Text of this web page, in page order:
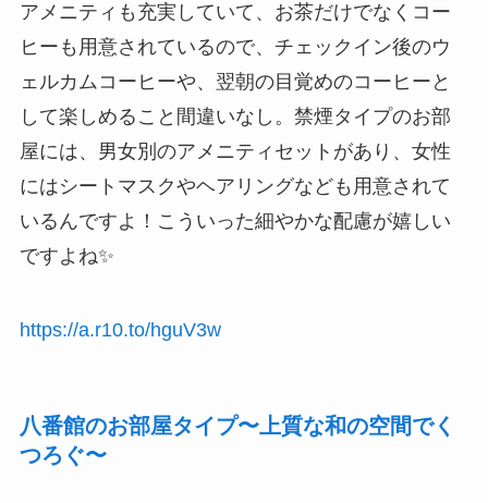
アメニティも充実していて、お茶だけでなくコー
ヒーも用意されているので、チェックイン後のウ
ェルカムコーヒーや、翌朝の目覚めのコーヒーと
して楽しめること間違いなし。禁煙タイプのお部
屋には、男女別のアメニティセットがあり、女性
にはシートマスクやヘアリングなども用意されて
いるんですよ！こういった細やかな配慮が嬉しい
ですよね✨
https://a.r10.to/hguV3w
八番館のお部屋タイプ〜上質な和の空間でく
つろぐ〜